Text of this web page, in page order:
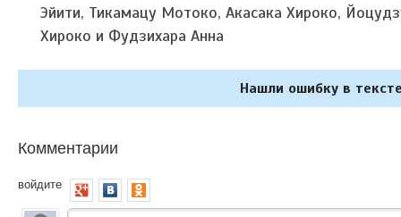
Эйити, Тикамацу Мотоко, Акасака Хироко,
Хироко и Фудзихара Анна
Нашли ошибку в
Комментарии
войдите